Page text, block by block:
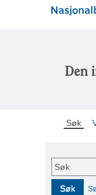
Den
Søk
Søk
Søk